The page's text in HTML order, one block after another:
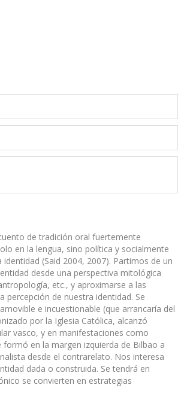
de tradición oral fuertemente
en la lengua, sino política y socialmente
(Said 2004, 2007). Partimos de un
desde una perspectiva mitológica
etc., y aproximarse a las
percepción de nuestra identidad. Se
e incuestionable (que arrancaría del
por la Iglesia Católica, alcanzó
vasco, y en manifestaciones como
en la margen izquierda de Bilbao a
desde el contrarelato. Nos interesa
dada o construida. Se tendrá en
se convierten en estrategias